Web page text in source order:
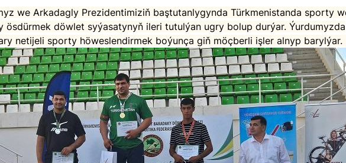
ösdürmek döwlet syýasatynyň ileri tutulýan ugry bolup durýar. Ýurdumyzda
netijeli sporty höweslendirmek boýunça giň möçberli işler alnyp barylýar.